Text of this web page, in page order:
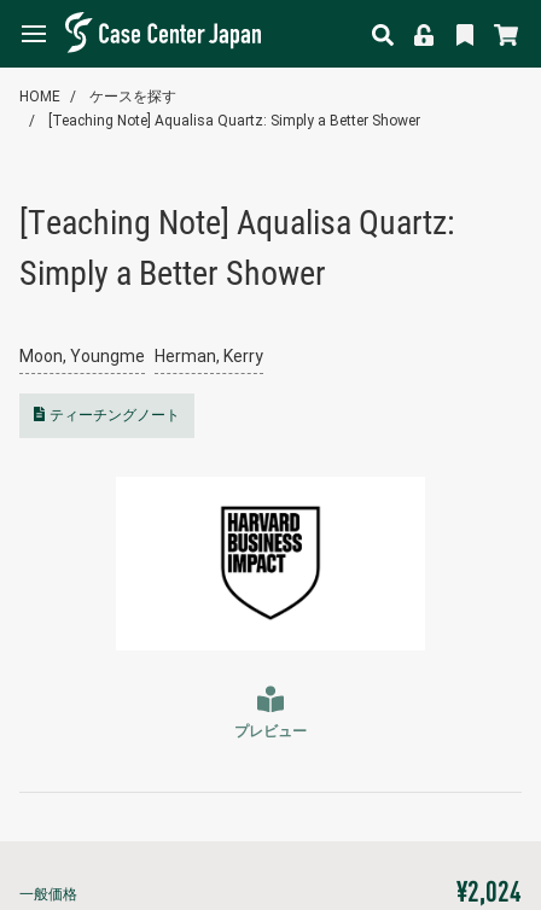
HOME
ケースを探す
[Teaching Note] Aqualisa Quartz: Simply a Better Shower
[Teaching Note] Aqualisa Quartz:
Simply a Better Shower
Moon, Youngme Herman, Kerry
ティーチングノート
プレビュー
一般価格 ¥2,024